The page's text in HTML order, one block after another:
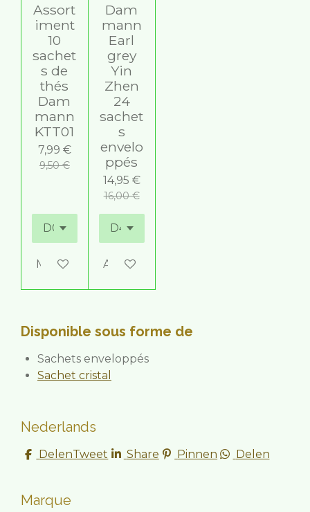
Assort
iment
10
sachet
s de
thés
Dam
mann
KTT01
7,99 €
9,50 €
M'avertir si disponible
Dam
mann
Earl
grey
Yin
Zhen
24
sachet
s
envelo
ppés
14,95 €
16,00 €
Ajouter au panier
Disponible sous forme de
Sachets enveloppés
Sachet cristal
Nederlands
DelenTweet Share Pinnen Delen
Marque